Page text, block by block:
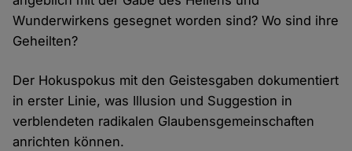
Wunderwirkens gesegnet worden sind? Wo sind ihre
Geheilten?
Der Hokuspokus mit den Geistesgaben dokumentiert
in erster Linie, was Illusion und Suggestion in
verblendeten radikalen Glaubensgemeinschaften
anrichten können.